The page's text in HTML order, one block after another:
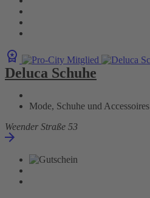
Deluca Schuhe
Mode, Schuhe und Accessoires
Weender Straße 53